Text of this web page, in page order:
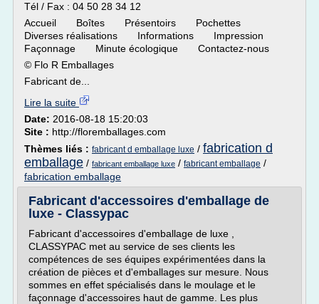
Tél / Fax : 04 50 28 34 12
Accueil Boîtes Présentoirs Pochettes
Diverses réalisations Informations Impression
Façonnage Minute écologique Contactez-nous
© Flo R Emballages
Fabricant de...
Lire la suite
Date: 2016-08-18 15:20:03
Site : http://floremballages.com
Thèmes liés : fabricant d emballage luxe / fabrication d
emballage / fabricant emballage luxe / fabricant emballage /
fabrication emballage
Fabricant d'accessoires d'emballage de
luxe - Classypac
Fabricant d'accessoires d'emballage de luxe ,
CLASSYPAC met au service de ses clients les
compétences de ses équipes expérimentées dans la
création de pièces et d'emballages sur mesure. Nous
sommes en effet spécialisés dans le moulage et le
façonnage d'accessoires haut de gamme. Les plus